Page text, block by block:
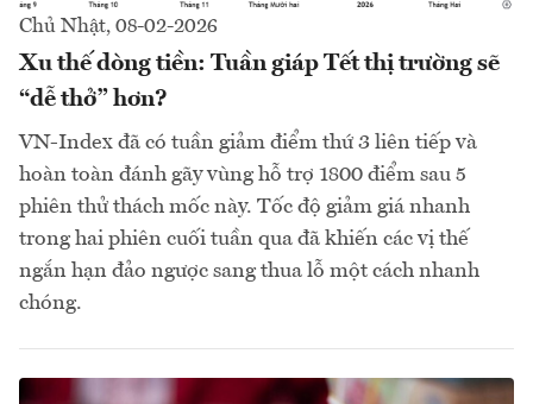
Chủ Nhật, 08-02-2026
Xu thế dòng tiền: Tuần giáp Tết thị trường sẽ
“dễ thở” hơn?
VN-Index đã có tuần giảm điểm thứ 3 liên tiếp và
hoàn toàn đánh gãy vùng hỗ trợ 1800 điểm sau 5
phiên thử thách mốc này. Tốc độ giảm giá nhanh
trong hai phiên cuối tuần qua đã khiến các vị thế
ngắn hạn đảo ngược sang thua lỗ một cách nhanh
chóng.